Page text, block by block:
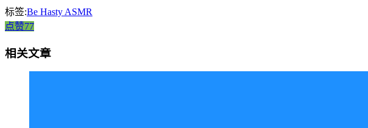
标签:Be Hasty ASMR
点赞77
相关文章